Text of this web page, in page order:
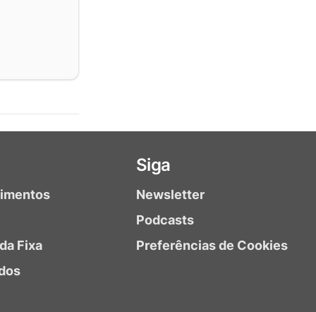
Fixa
Siga
Newsletter
Podcasts
Preferências de Cookies